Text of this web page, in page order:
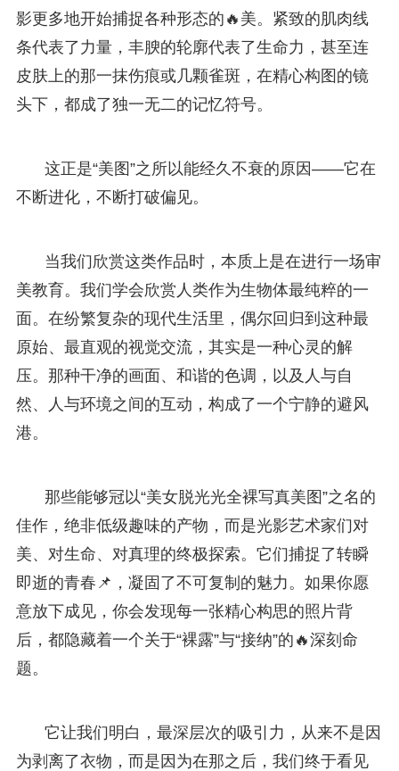
影更多地开始捕捉各种形态的🔥美。紧致的肌肉线
条代表了力量，丰腴的轮廓代表了生命力，甚至连
皮肤上的那一抹伤痕或几颗雀斑，在精心构图的镜
头下，都成了独一无二的记忆符号。
这正是“美图”之所以能经久不衰的原因——它在
不断进化，不断打破偏见。
当我们欣赏这类作品时，本质上是在进行一场审
美教育。我们学会欣赏人类作为生物体最纯粹的一
面。在纷繁复杂的现代生活里，偶尔回归到这种最
原始、最直观的视觉交流，其实是一种心灵的解
压。那种干净的画面、和谐的色调，以及人与自
然、人与环境之间的互动，构成了一个宁静的避风
港。
那些能够冠以“美女脱光光全裸写真美图”之名的
佳作，绝非低级趣味的产物，而是光影艺术家们对
美、对生命、对真理的终极探索。它们捕捉了转瞬
即逝的青春📌，凝固了不可复制的魅力。如果你愿
意放下成见，你会发现每一张精心构思的照片背
后，都隐藏着一个关于“裸露”与“接纳”的🔥深刻命
题。
它让我们明白，最深层次的吸引力，从来不是因
为剥离了衣物，而是因为在那之后，我们终于看见